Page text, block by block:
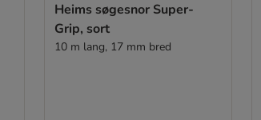
Heims søgesnor Super-
Grip, sort
10 m lang, 17 mm bred